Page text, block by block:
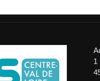
1